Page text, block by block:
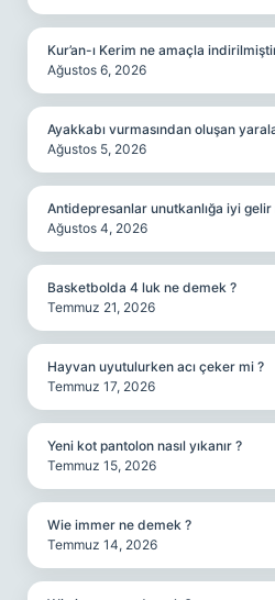
Kur’an-ı Kerim ne amaçla
Ağustos 6, 2026
Ayakkabı vurmasından oluşan
Ağustos 5, 2026
Antidepresanlar unutkanlığa iyi gelir
Ağustos 4, 2026
Basketbolda 4 luk ne demek ?
Temmuz 21, 2026
Hayvan uyutulurken acı çeker mi ?
Temmuz 17, 2026
Yeni kot pantolon nasıl yıkanır ?
Temmuz 15, 2026
Wie immer ne demek ?
Temmuz 14, 2026